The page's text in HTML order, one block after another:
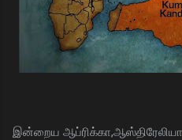
இன்றைய